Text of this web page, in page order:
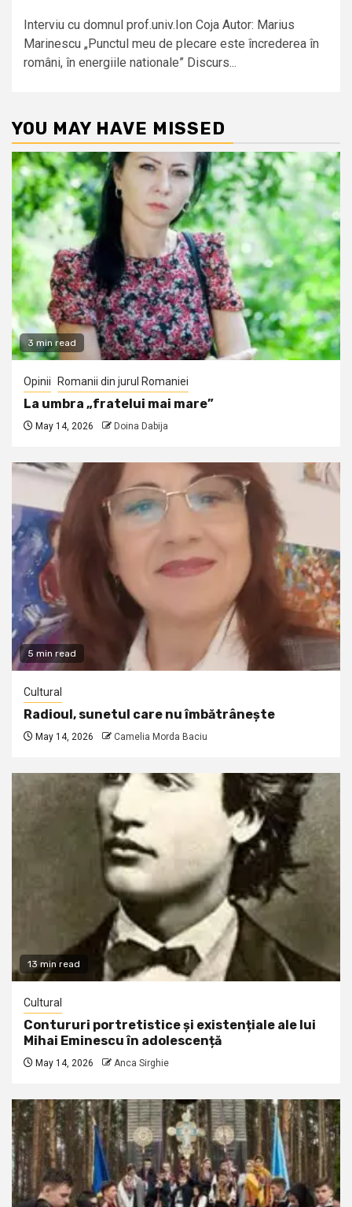
Interviu cu domnul prof.univ.Ion Coja Autor: Marius
Marinescu „Punctul meu de plecare este încrederea în
români, în energiile nationale” Discurs...
YOU MAY HAVE MISSED
3 min read
Opinii Romanii din jurul Romaniei
La umbra „fratelui mai mare”
May 14, 2026 Doina Dabija
5 min read
Cultural
Radioul, sunetul care nu îmbătrânește
May 14, 2026 Camelia Morda Baciu
13 min read
Cultural
Contururi portretistice și existențiale ale lui
Mihai Eminescu în adolescență
May 14, 2026 Anca Sirghie